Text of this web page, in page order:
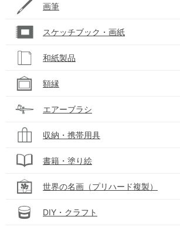
画筆
スケッチブック・画紙
和紙製品
額縁
エアーブラシ
収納・携帯用具
書籍・塗り絵
世界の名画（プリハード複製）
DIY・クラフト